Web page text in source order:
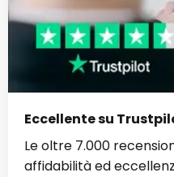
Eccellente su
Le oltre 7.000
affidabilità ed